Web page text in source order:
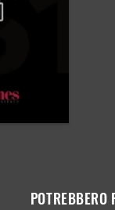
POTREBBERO